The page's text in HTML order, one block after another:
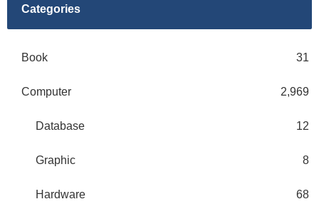
Categories
Book 31
Computer 2,969
Database 12
Graphic 8
Hardware 68